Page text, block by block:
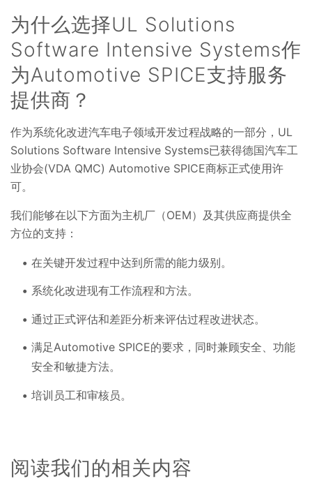
为什么选择UL Solutions
Software Intensive Systems作
为Automotive SPICE支持服务
提供商？
作为系统化改进汽车电子领域开发过程战略的一部分，UL
Solutions Software Intensive Systems已获得德国汽车工
业协会(VDA QMC) Automotive SPICE商标正式使用许
可。
我们能够在以下方面为主机厂（OEM）及其供应商提供全
方位的支持：
在关键开发过程中达到所需的能力级别。
系统化改进现有工作流程和方法。
通过正式评估和差距分析来评估过程改进状态。
满足Automotive SPICE的要求，同时兼顾安全、功能
安全和敏捷方法。
培训员工和审核员。
阅读我们的相关内容